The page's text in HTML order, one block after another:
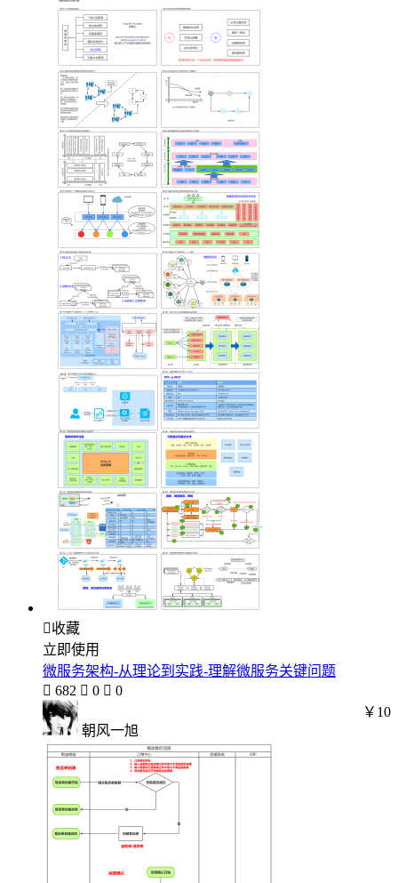
收藏
立即使用
微服务架构-从理论到实践-理解微服务关键问题
 682  0  0
朝风一旭
￥10